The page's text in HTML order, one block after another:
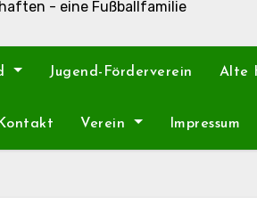
- eine Fußballfamilie
Jugend-Förderverein Alte
Verein Impressum